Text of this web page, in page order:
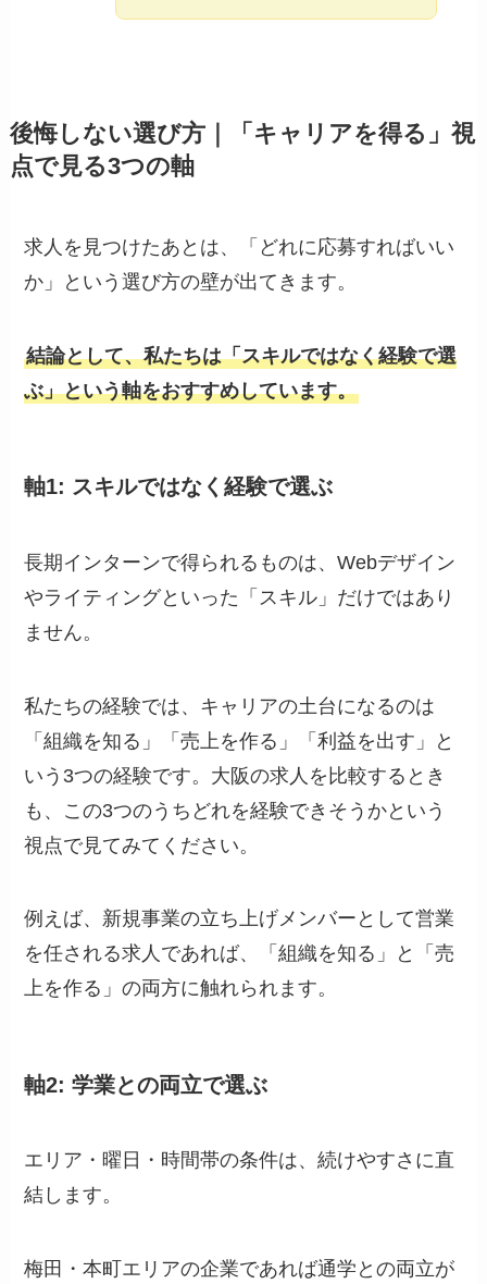
後悔しない選び方｜「キャリアを得る」視
点で見る3つの軸
求人を見つけたあとは、「どれに応募すればいい
か」という選び方の壁が出てきます。
結論として、私たちは「スキルではなく経験で選
ぶ」という軸をおすすめしています。
軸1: スキルではなく経験で選ぶ
長期インターンで得られるものは、Webデザイン
やライティングといった「スキル」だけではあり
ません。
私たちの経験では、キャリアの土台になるのは
「組織を知る」「売上を作る」「利益を出す」と
いう3つの経験です。大阪の求人を比較するとき
も、この3つのうちどれを経験できそうかという
視点で見てみてください。
例えば、新規事業の立ち上げメンバーとして営業
を任される求人であれば、「組織を知る」と「売
上を作る」の両方に触れられます。
軸2: 学業との両立で選ぶ
エリア・曜日・時間帯の条件は、続けやすさに直
結します。
梅田・本町エリアの企業であれば通学との両立が